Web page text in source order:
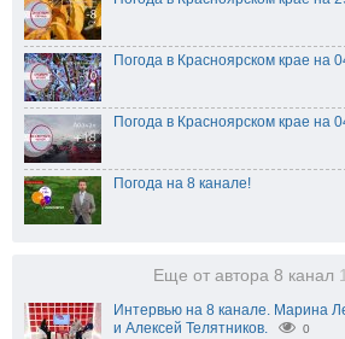
Погода в Красноярском крае на
Погода в Красноярском крае на
Погода на 8 канале!
Еще от автора 8 канал
Интервью на 8 канале. Марина
и Алексей Телятников.
0